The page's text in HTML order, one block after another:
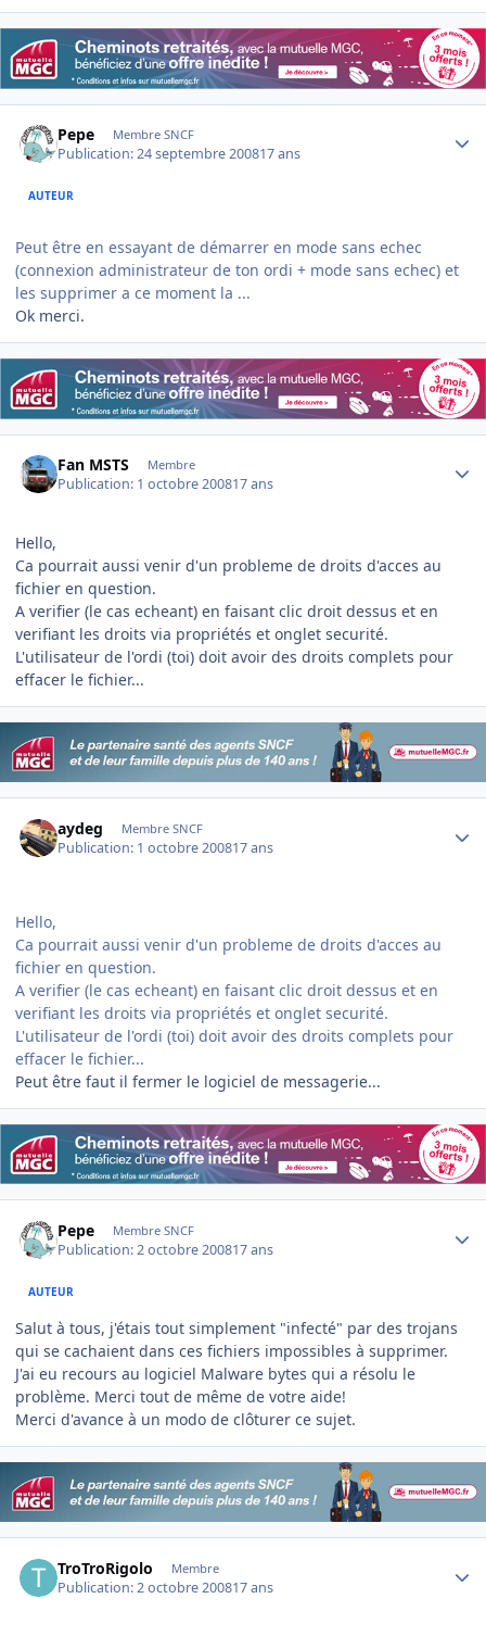
Pepe Membre SNCF
Publication:24 septembre 200817 ans
AUTEUR
Peut être en essayant de démarrer en mode sans echec
(connexion administrateur de ton ordi + mode sans echec) et
les supprimer a ce moment la ...
Ok merci.
Fan MSTS Membre
Publication: 1 octobre 200817 ans
Hello,
Ca pourrait aussi venir d'un probleme de droits d'acces au
fichier en question.
A verifier (le cas echeant) en faisant clic droit dessus et en
verifiant les droits via propriétés et onglet securité.
L'utilisateur de l'ordi (toi) doit avoir des droits complets pour
effacer le fichier...
aydeg Membre SNCF
Publication: 1 octobre 200817 ans
Hello,
Ca pourrait aussi venir d'un probleme de droits d'acces au
fichier en question.
A verifier (le cas echeant) en faisant clic droit dessus et en
verifiant les droits via propriétés et onglet securité.
L'utilisateur de l'ordi (toi) doit avoir des droits complets pour
effacer le fichier...
Peut être faut il fermer le logiciel de messagerie...
Pepe Membre SNCF
Publication:2 octobre 200817 ans
AUTEUR
Salut à tous, j'étais tout simplement "infecté" par des trojans
qui se cachaient dans ces fichiers impossibles à supprimer.
J'ai eu recours au logiciel Malware bytes qui a résolu le
problème. Merci tout de même de votre aide!
Merci d'avance à un modo de clôturer ce sujet.
TroTroRigolo Membre
Publication:2 octobre 200817 ans